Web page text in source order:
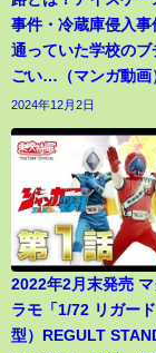
事件・冷蔵庫侵入事
通っていた学校のブ
ごい…（マンガ動画
2024年12月2日
2022年2月末発売
ラモ「1/72 リガー
型）REGULT